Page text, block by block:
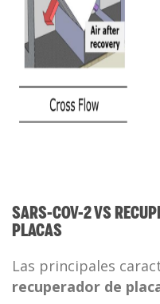
SARS-COV-2 VS
PLACAS
Las principales
recuperador de